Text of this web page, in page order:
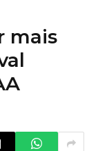
mais